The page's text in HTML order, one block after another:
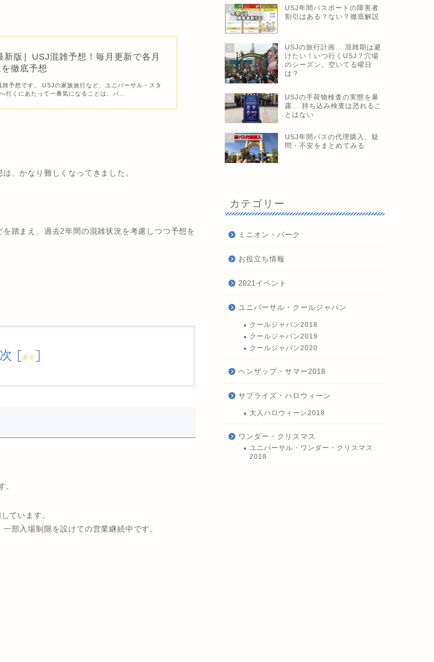
新版］USJ混雑予想！毎月更新で各月
徹底予想
予想です。 USJの家族旅行など、ユニバーサル・スタ
行くにあたって一番気になることは、パ...
、かなり難しくなってきました。
踏まえ、過去2年間の混雑状況を考慮しつつ予想を
[表示 ]
。
ています。
部入場制限を設けての営業継続中です。
4
USJ年間パスポートの障害者
割引はある？ない？徹底解説
5
USJの旅行計画… 混雑期は避
けたい！いつ行くUSJ？穴場
のシーズン、空いてる曜日
は？
6
USJの手荷物検査の実態を暴
露… 持ち込み検査は恐れるこ
とはない
7
USJ年間パスの代理購入、疑
問・不安をまとめてみる
カテゴリー
ミニオン・パーク
お役立ち情報
2021イベント
ユニバーサル・クールジャパン
クールジャパン2018
クールジャパン2019
クールジャパン2020
ヘンザップ・サマー2018
サプライズ・ハロウィーン
大人ハロウィーン2018
ワンダー・クリスマス
ユニバーサル・ワンダー・クリスマス
2018